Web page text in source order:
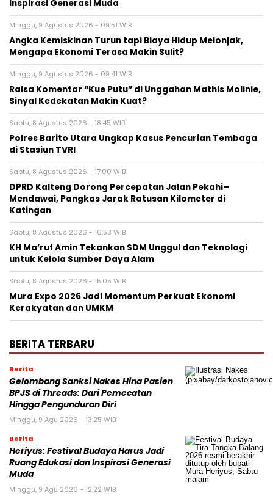
Inspirasi Generasi Muda
Minggu, 9 Agustus 2026 - 09:51 WIB
Angka Kemiskinan Turun tapi Biaya Hidup Melonjak,
Mengapa Ekonomi Terasa Makin Sulit?
Minggu, 9 Agustus 2026 - 09:41 WIB
Raisa Komentar “Kue Putu” di Unggahan Mathis Molinie,
Sinyal Kedekatan Makin Kuat?
Sabtu, 8 Agustus 2026 - 18:45 WIB
Polres Barito Utara Ungkap Kasus Pencurian Tembaga
di Stasiun TVRI
Sabtu, 8 Agustus 2026 - 17:00 WIB
DPRD Kalteng Dorong Percepatan Jalan Pekahi–
Mendawai, Pangkas Jarak Ratusan Kilometer di
Katingan
Sabtu, 8 Agustus 2026 - 16:53 WIB
KH Ma’ruf Amin Tekankan SDM Unggul dan Teknologi
untuk Kelola Sumber Daya Alam
Sabtu, 8 Agustus 2026 - 15:05 WIB
Mura Expo 2026 Jadi Momentum Perkuat Ekonomi
Kerakyatan dan UMKM
BERITA TERBARU
Berita
Gelombang Sanksi Nakes Hina Pasien
BPJS di Threads: Dari Pemecatan
Hingga Pengunduran Diri
Minggu, 9 Agu 2026 - 13:25 WIB
Berita
Heriyus: Festival Budaya Harus Jadi
Ruang Edukasi dan Inspirasi Generasi
Muda
Minggu, 9 Agu 2026 - 12:22 WIB